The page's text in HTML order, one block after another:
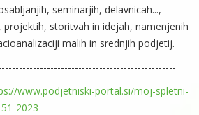
seminarjih, delavnicah...,
projektih, storitvah in idejah, namenjenih
malih in srednjih podjetij.
www.podjetniski-portal.si/moj-spletni-
2023